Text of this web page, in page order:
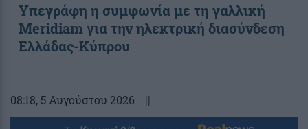
Υπεγράφη η συμφωνία με τη γαλλική
Meridiam για την ηλεκτρική διασύνδεση
Ελλάδας-Κύπρου
08:18, 5 Αυγούστου 2026 ||